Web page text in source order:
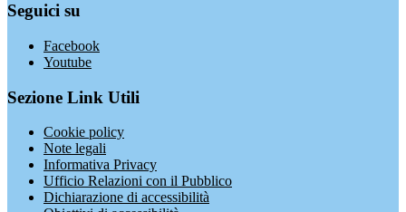
Seguici su
Facebook
Youtube
Sezione Link Utili
Cookie policy
Note legali
Informativa Privacy
Ufficio Relazioni con il Pubblico
Dichiarazione di accessibilità